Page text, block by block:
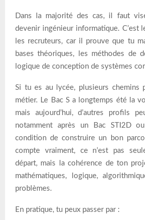
Dans la majorité des cas, il faut
devenir ingénieur informatique. C’est
les recruteurs, car il prouve que tu
bases théoriques, les méthodes de
logique de conception de systèmes
Si tu es au lycée, plusieurs chemins
métier. Le Bac S a longtemps été la
mais aujourd’hui, d’autres profils
notamment après un Bac STI2D
condition de construire un bon
compte vraiment, ce n’est pas
départ, mais la cohérence de ton
mathématiques, logique,
problèmes.
En pratique, tu peux passer par :